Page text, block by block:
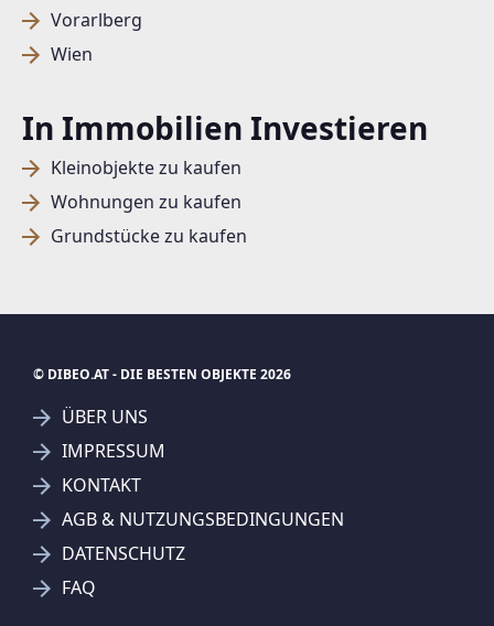
Vorarlberg
Wien
In Immobilien Investieren
Kleinobjekte zu kaufen
Wohnungen zu kaufen
Grundstücke zu kaufen
SUCHAGENT ANLEGEN FÜR DIE
AKTUELLEN SUCHKRITERIEN
© DIBEO.AT - DIE BESTEN OBJEKTE 2026
ÜBER UNS
IMPRESSUM
KONTAKT
AGB & NUTZUNGSBEDINGUNGEN
DATENSCHUTZ
FAQ